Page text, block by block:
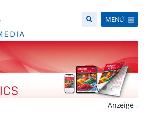
MENÜ
- Anzeige -